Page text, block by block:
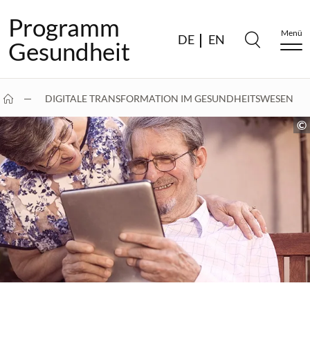
Programm
Gesundheit
DE EN Menü
DIGITALE TRANSFORMATION IM GESUNDHEITSWESEN
WAS ERWARTET DER…